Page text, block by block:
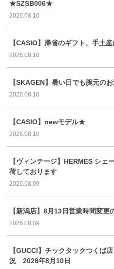
★SZSB006★
2026.08.10
【CASIO】帰省のギフト、手土
2026.08.10
【SKAGEN】暑い日でも腕元の
2026.08.10
【CASIO】newモデル★
2026.08.10
【ヴィンテージ】HERMES シェ
荷しております
2026.08.09
【新潟店】8月13日営業時間変更
2026.08.09
【GUCCI】チックタックつく
況 2026年8月10日